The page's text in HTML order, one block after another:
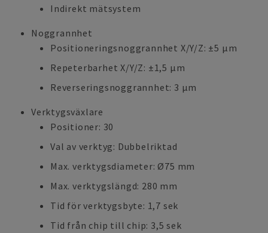
Indirekt mätsystem
Noggrannhet
Positioneringsnoggrannhet X/Y/Z: ±5 µm
Repeterbarhet X/Y/Z: ±1,5 µm
Reverseringsnoggrannhet: 3 µm
Verktygsväxlare
Positioner: 30
Val av verktyg: Dubbelriktad
Max. verktygsdiameter: Ø75 mm
Max. verktygslängd: 280 mm
Tid för verktygsbyte: 1,7 sek
Tid från chip till chip: 3,5 sek